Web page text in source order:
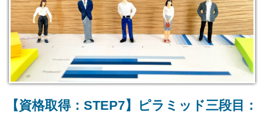
【資格取得：STEP7】ピラミッド三段目：